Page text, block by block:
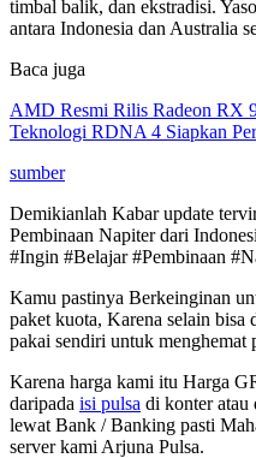
timbal balik, dan ekstradisi.
antara Indonesia dan Australia
Baca juga
AMD Resmi Rilis Radeon RX
Teknologi RDNA 4 Siapkan
sumber
Demikianlah Kabar update
Pembinaan Napiter dari
#Ingin #Belajar #Pembinaan
Kamu pastinya Berkeinginan
paket kuota, Karena selain
pakai sendiri untuk menghemat
Karena harga kami itu Harga
daripada isi pulsa di konter atau
lewat Bank / Banking pasti
server kami Arjuna Pulsa.